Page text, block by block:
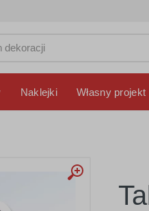
Naklejki Własny projekt